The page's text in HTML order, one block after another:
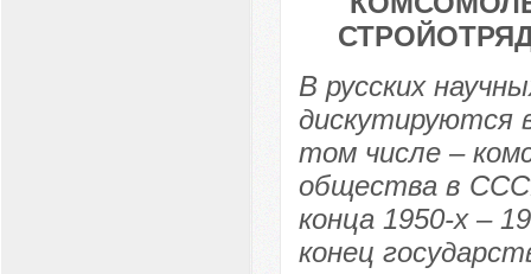
В русских
дискутируются
том числе –
общества в
конца 1950-х –
конец